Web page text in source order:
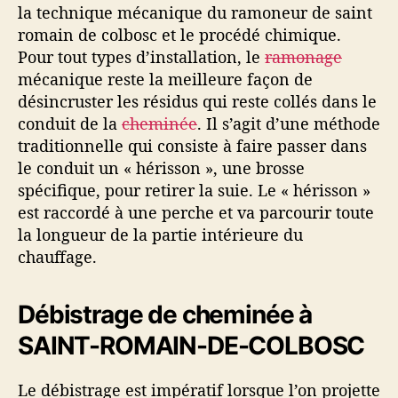
la technique mécanique du ramoneur de saint
romain de colbosc et le procédé chimique.
Pour tout types d’installation, le ramonage
mécanique reste la meilleure façon de
désincruster les résidus qui reste collés dans le
conduit de la cheminée. Il s’agit d’une méthode
traditionnelle qui consiste à faire passer dans
le conduit un « hérisson », une brosse
spécifique, pour retirer la suie. Le « hérisson »
est raccordé à une perche et va parcourir toute
la longueur de la partie intérieure du
chauffage.
Débistrage de cheminée à
SAINT-ROMAIN-DE-COLBOSC
Le débistrage est impératif lorsque l’on projette